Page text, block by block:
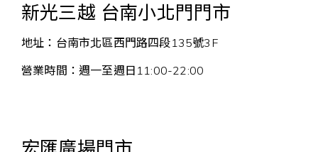
新光三越 台南小北門門市
地址：台南市北區西門路四段135號3F
營業時間：週一至週日11:00-22:00